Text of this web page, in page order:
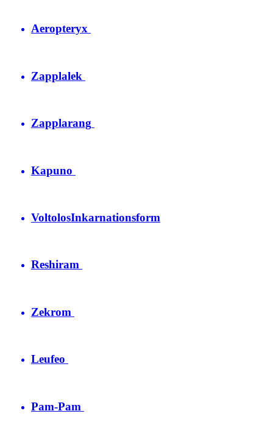
Aeropteryx
Zapplalek
Zapplarang
Kapuno
VoltolosInkarnationsform
Reshiram
Zekrom
Leufeo
Pam-Pam